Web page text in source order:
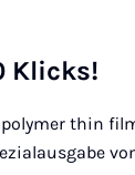
Klicks!
thin